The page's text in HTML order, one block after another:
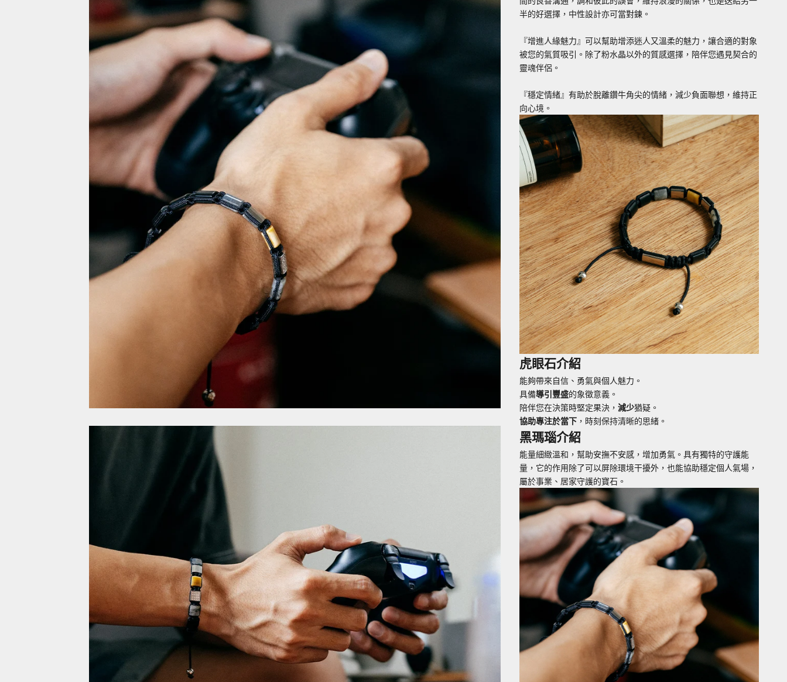
半的好選擇，中性設計亦可當對鍊。
『增進人緣魅力』可以幫助增添迷人又溫柔的魅力，讓合適的對象
被您的氣質吸引。除了粉水晶以外的質感選擇，陪伴您遇見契合的
靈魂伴侶。
『穩定情緒』有助於脫離鑽牛角尖的情緒，減少負面聯想，維持正
向心境。
虎眼石介紹
能夠帶來自信、勇氣與個人魅力。
具備導引豐盛的象徵意義。
陪伴您在決策時堅定果決，減少猶疑。
協助專注於當下 ，時刻保持清晰的思緒。
黑瑪瑙介紹
能量細緻溫和，幫助安撫不安感，增加勇氣。具有獨特的守護能
量，它的作用除了可以屏除環境干擾外，也能協助穩定個人氣場，
屬於事業、居家守護的寶石。